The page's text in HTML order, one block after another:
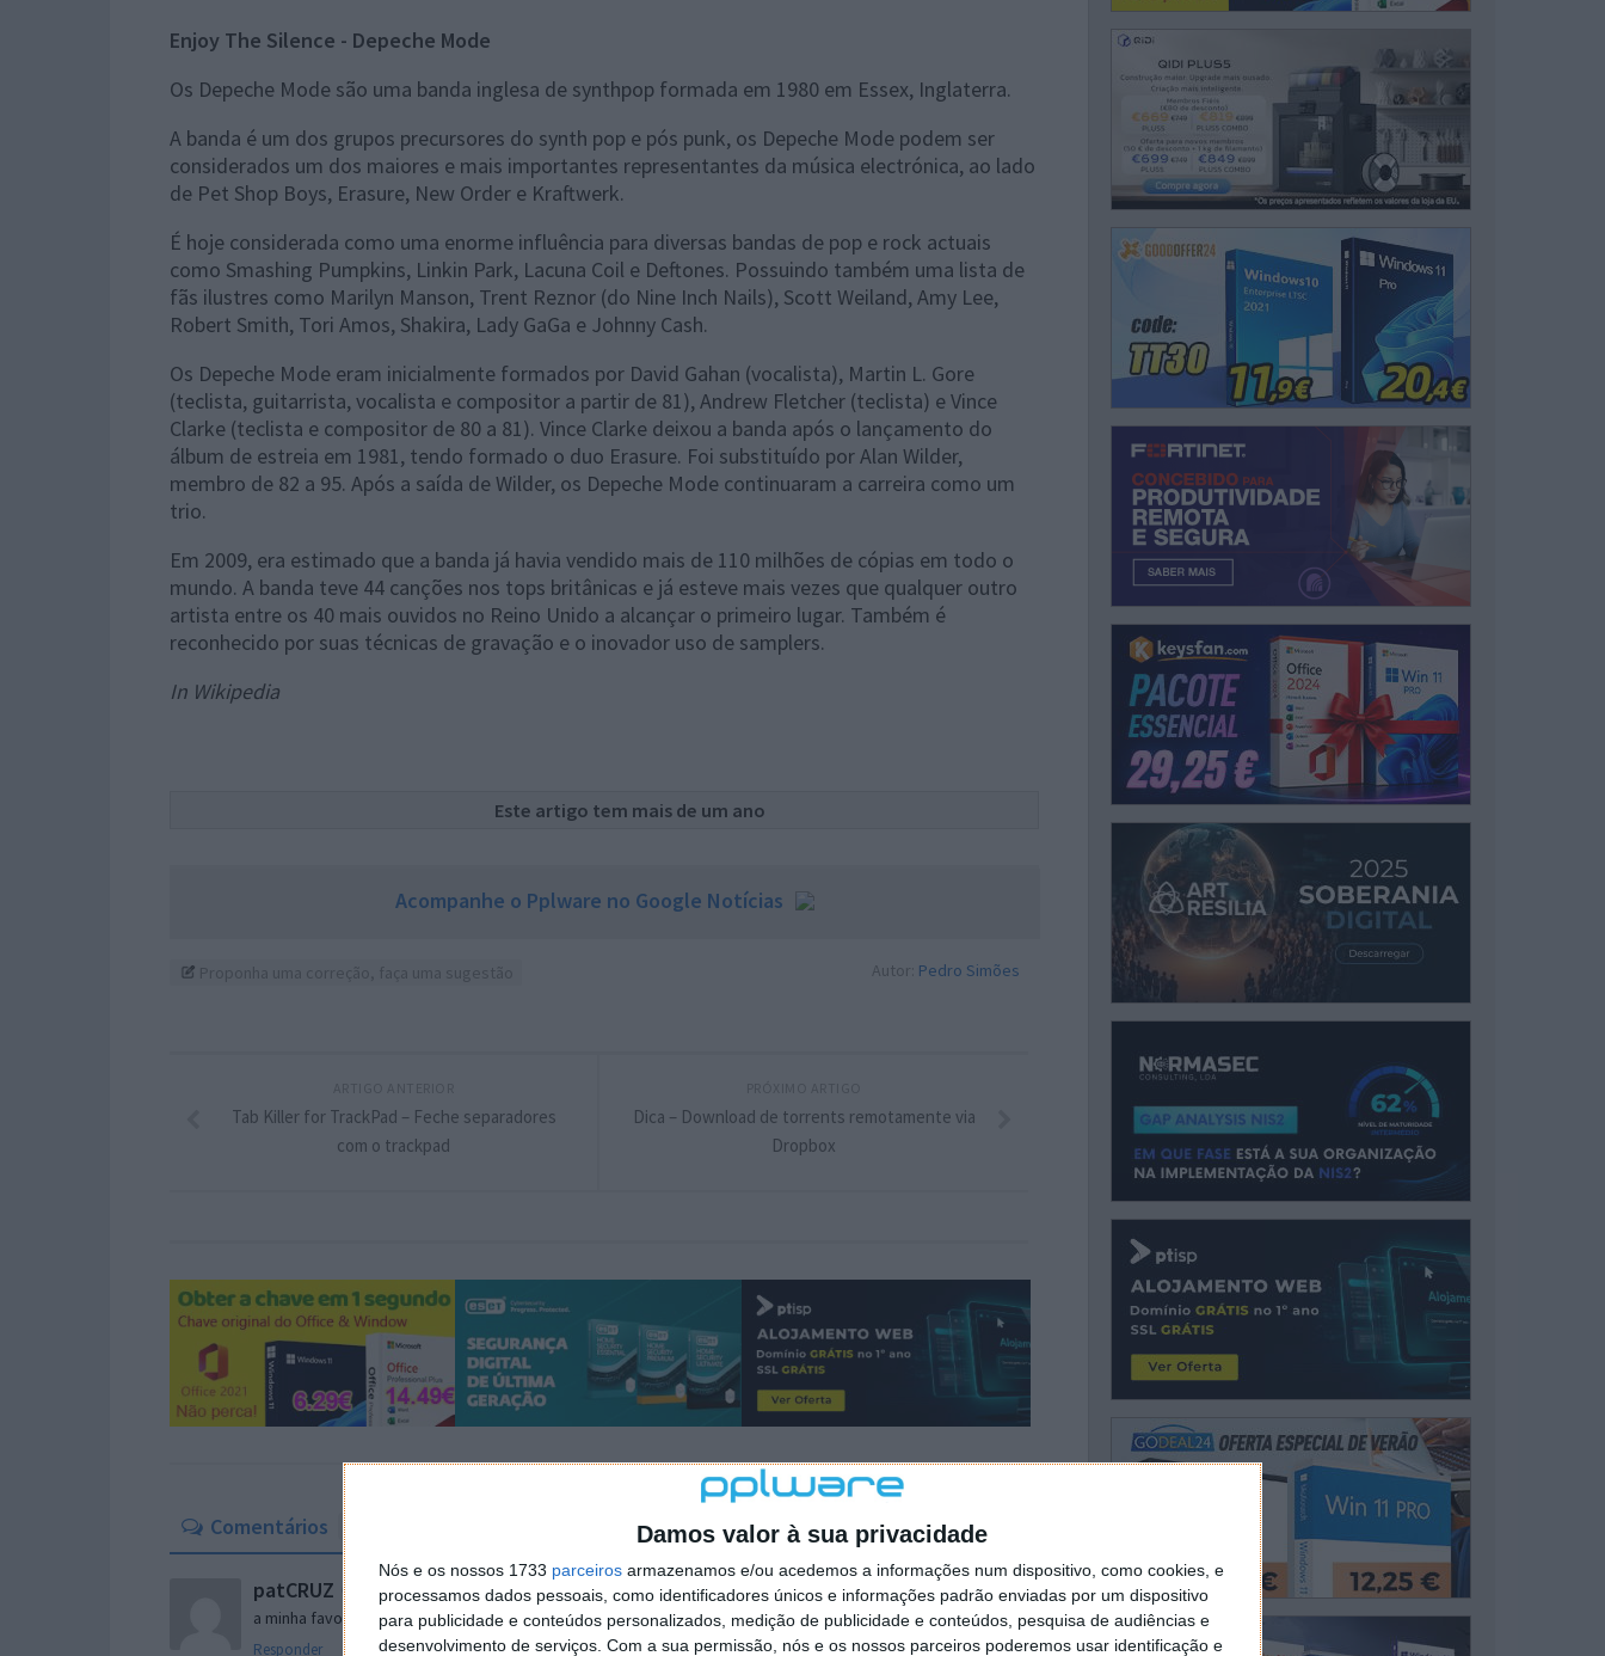
Damos valor à sua privacidade
Nós e os nossos 1733 parceiros armazenamos e/ou acedemos a informações num dispositivo, como cookies, e
processamos dados pessoais, como identificadores únicos e informações padrão enviadas por um dispositivo
para publicidade e conteúdos personalizados, medição de publicidade e conteúdos, pesquisa de audiências e
desenvolvimento de serviços. Com a sua permissão, nós e os nossos parceiros poderemos usar identificação e
Enjoy The Silence - Depeche Mode
Os Depeche Mode são uma banda inglesa de synthpop formada em 1980 em Essex, Inglaterra.
A banda é um dos grupos precursores do synth pop e pós punk, os Depeche Mode podem ser
considerados um dos maiores e mais importantes representantes da música electrónica, ao lado
de Pet Shop Boys, Erasure, New Order e Kraftwerk.
É hoje considerada como uma enorme influência para diversas bandas de pop e rock actuais
como Smashing Pumpkins, Linkin Park, Lacuna Coil e Deftones. Possuindo também uma lista de
fãs ilustres como Marilyn Manson, Trent Reznor (do Nine Inch Nails), Scott Weiland, Amy Lee,
Robert Smith, Tori Amos, Shakira, Lady GaGa e Johnny Cash.
Os Depeche Mode eram inicialmente formados por David Gahan (vocalista), Martin L. Gore
(teclista, guitarrista, vocalista e compositor a partir de 81), Andrew Fletcher (teclista) e Vince
Clarke (teclista e compositor de 80 a 81). Vince Clarke deixou a banda após o lançamento do
álbum de estreia em 1981, tendo formado o duo Erasure. Foi substituído por Alan Wilder,
membro de 82 a 95. Após a saída de Wilder, os Depeche Mode continuaram a carreira como um
trio.
Em 2009, era estimado que a banda já havia vendido mais de 110 milhões de cópias em todo o
mundo. A banda teve 44 canções nos tops britânicas e já esteve mais vezes que qualquer outro
artista entre os 40 mais ouvidos no Reino Unido a alcançar o primeiro lugar. Também é
reconhecido por suas técnicas de gravação e o inovador uso de samplers.
In Wikipedia
Este artigo tem mais de um ano
Acompanhe o Pplware no Google Notícias
Autor: Pedro Simões
Dica – Download de torrents remotamente via
Dropbox
Tab Killer for TrackPad – Feche separadores
com o trackpad
Comentários
patCRUZ 17 de Abril de 2011 às 14:52
a minha favorita… sem dúvida!
Responder